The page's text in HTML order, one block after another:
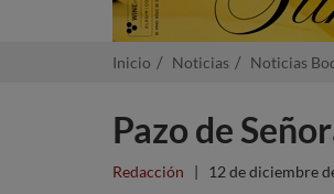
Inicio Noticias Noticias
Pazo de
Redacción | 12 de diciembre